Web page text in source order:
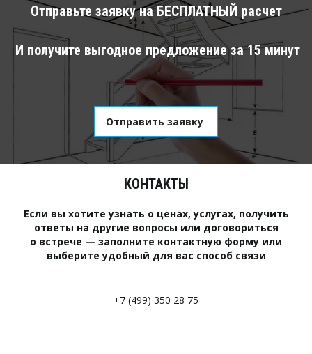
Отправьте заявку на БЕСПЛАТНЫЙ расчет
И получите выгодное предложение за 15 минут
Отправить заявку
КОНТАКТЫ
Если вы хотите узнать о ценах, услугах, получить
ответы на другие вопросы или договориться
о встрече — заполните контактную форму или
выберите удобный для вас способ связи
+7 (499) 350 28 75